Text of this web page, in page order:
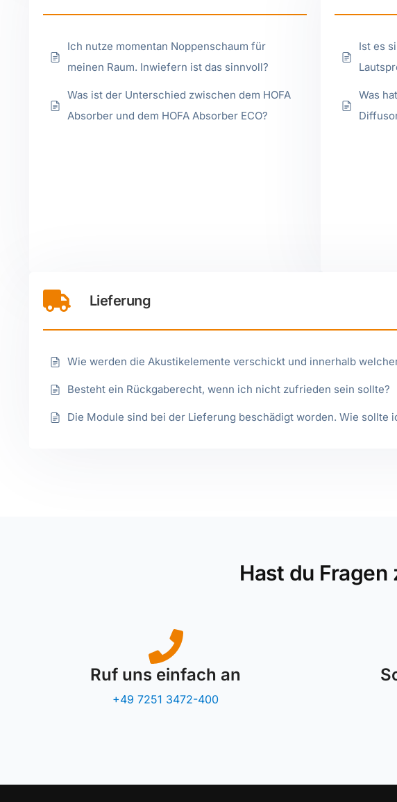
Ich nutze momentan Noppenschaum für
meinen Raum. Inwiefern ist das sinnvoll?
Was ist der Unterschied zwischen dem HOFA
Absorber und dem HOFA Absorber ECO?
Ist es
Was
Lieferung
Wie werden die Akustikelemente verschickt und innerhalb
Besteht ein Rückgaberecht, wenn ich nicht zufrieden sein sollte?
Die Module sind bei der Lieferung beschädigt worden. Wie sollte
Hast du Fragen
Ruf uns einfach an
+49 7251 3472-400